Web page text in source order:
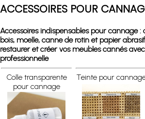
ACCESSOIRES POUR
Accessoires indispensables pour cannage :
bois, moelle, canne de rotin et papier
restaurer et créer vos meubles cannés
professionnelle
Colle transparente
pour cannage
Teinte pour